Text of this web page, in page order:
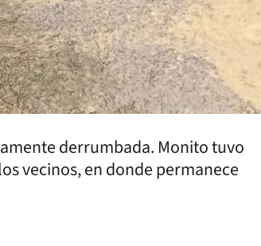
derrumbada. Monito tuvo
vecinos, en donde permanece